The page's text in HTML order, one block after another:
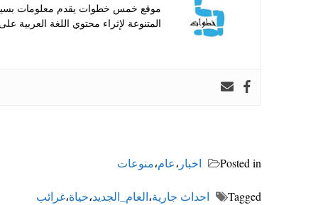
موقع خمس خطوات يقدم معلومات
المتنوعة لإثراء محتوي اللغة العربية
Posted in اخبار ،عام،منوعات
Tagged احداث جارية،العام_الجديد،حياة،غرائب